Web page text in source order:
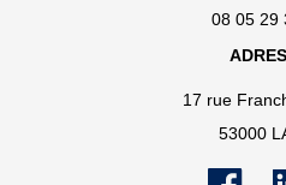
08 05 29
17 rue
53000